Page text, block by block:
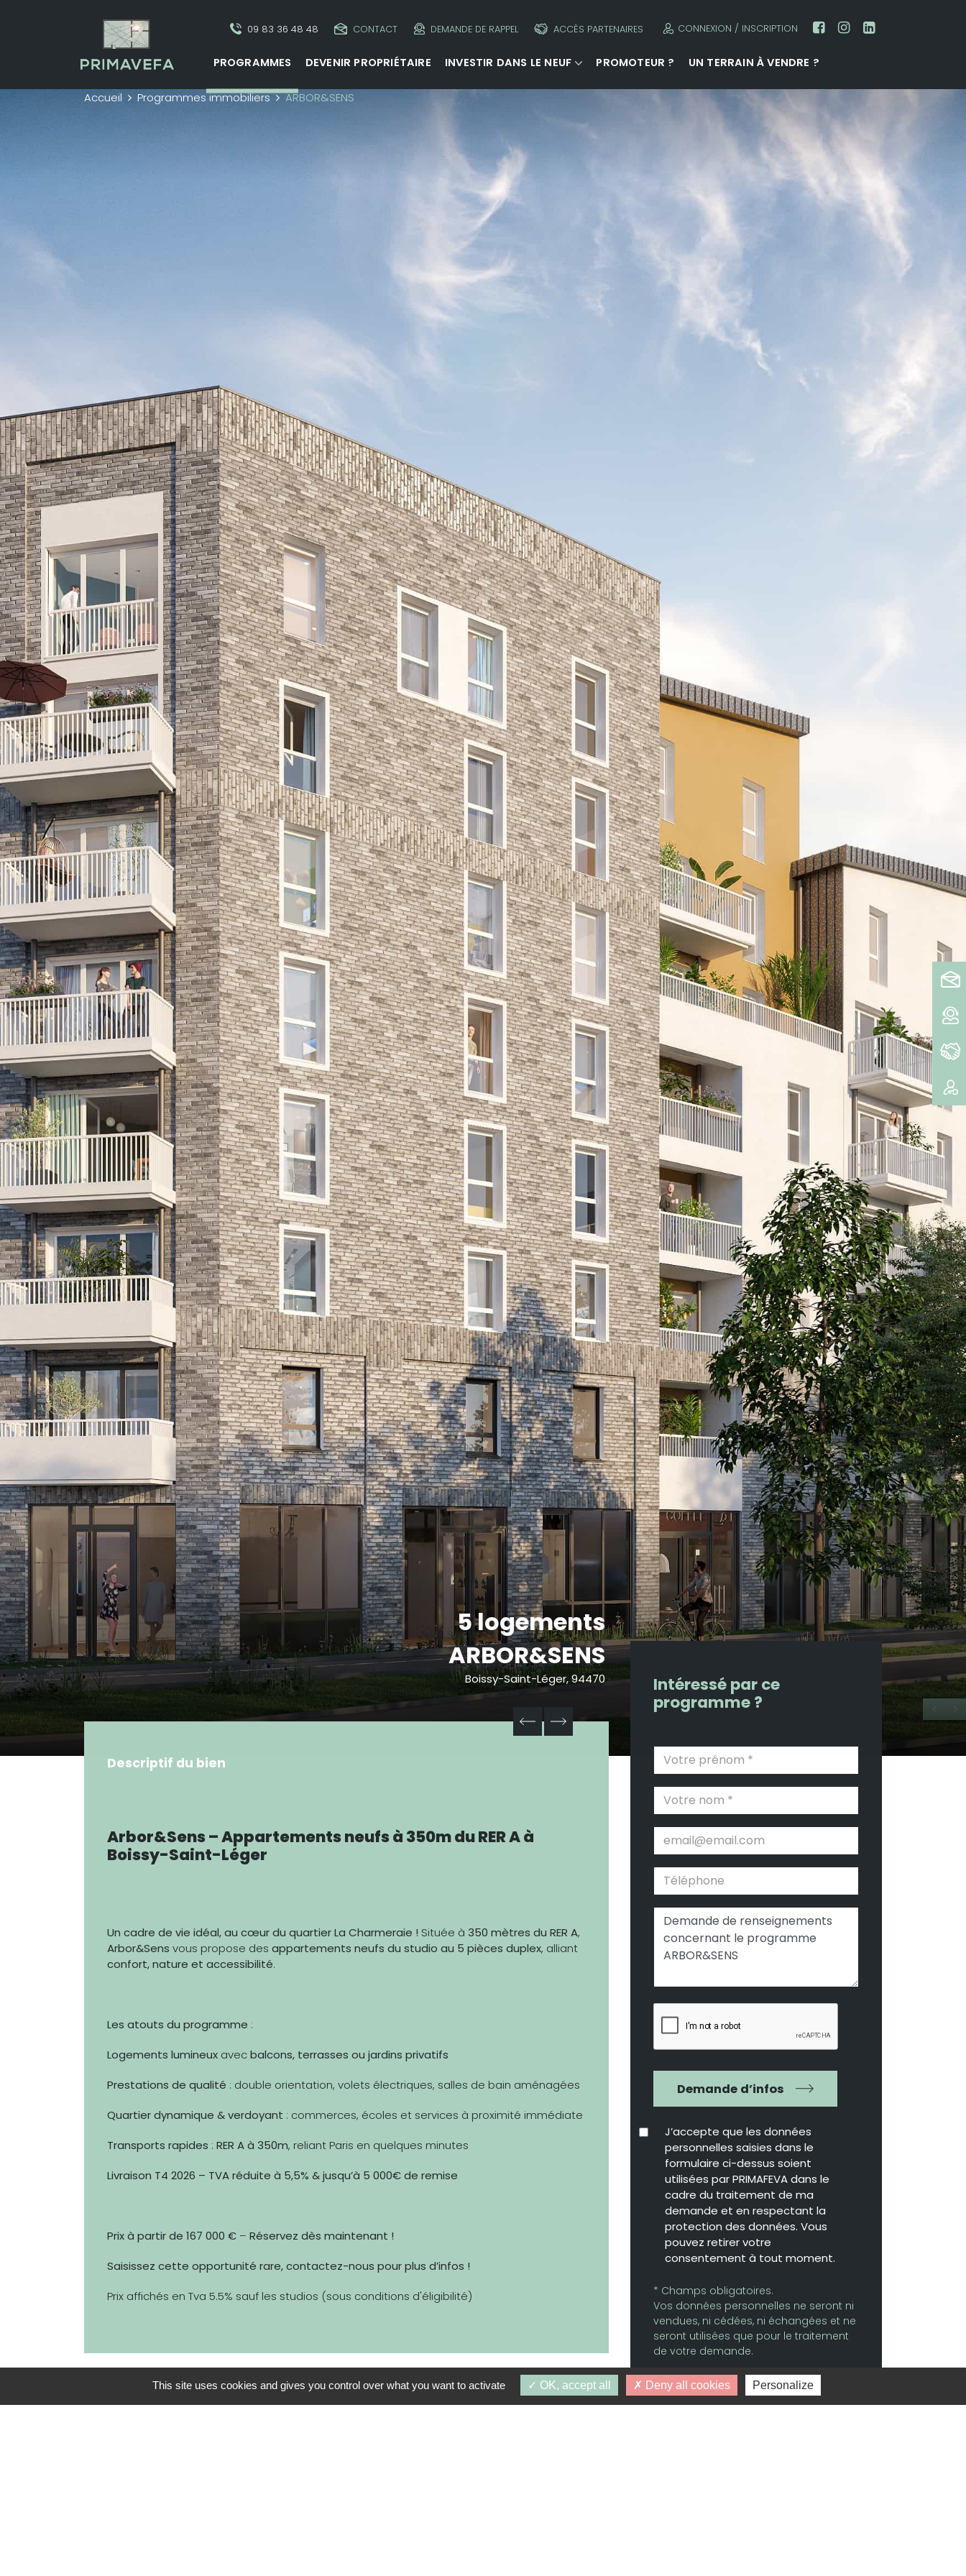
09 83 36 48 48 CONTACT DEMANDE DE RAPPEL ACCÈS PARTENAIRES CONNEXION / INSCRIPTION
PROGRAMMES DEVENIR PROPRIÉTAIRE INVESTIR DANS LE NEUF PROMOTEUR ? UN TERRAIN À VENDRE ?
Accueil Programmes immobiliers ARBOR&SENS
5 logements
ARBOR&SENS
Boissy-Saint-Léger, 94470
Descriptif du bien
Arbor&Sens – Appartements neufs à 350m du RER A à
Boissy-Saint-Léger
Un cadre de vie idéal, au cœur du quartier La Charmeraie ! Située à 350 mètres du RER A,
Arbor&Sens vous propose des appartements neufs du studio au 5 pièces duplex, alliant
confort, nature et accessibilité.
Les atouts du programme :
Logements lumineux avecbalcons, terrasses ou jardins privatifs
Prestations de qualité : double orientation, volets électriques, salles de bain aménagées
Quartier dynamique & verdoyant : commerces, écoles et services à proximité immédiate
Transports rapides : RER A à 350m, reliant Paris en quelques minutes
Livraison T4 2026 – TVA réduite à 5,5% & jusqu’à 5 000€ de remise
Prix à partir de 167 000 € – Réservez dès maintenant !
Saisissez cette opportunité rare, contactez-nous pour plus d’infos !
Prix affichés en Tva 5.5% sauf les studios (sous conditions d'éligibilité)
à partir de
187 000 €
Intéressé par ce
programme ?
Demande d’infos
J’accepte que les données
personnelles saisies dans le
formulaire ci-dessus soient
utilisées par PRIMAFEVA dans le
cadre du traitement de ma
demande et en respectant la
protection des données. Vous
pouvez retirer votre
consentement à tout moment.
* Champs obligatoires.
Vos données personnelles ne seront ni
vendues, ni cédées, ni échangées et ne
seront utilisées que pour le traitement
de votre demande.
This site uses cookies and gives you control over what you want to activate OK, accept all Deny all cookies Personalize